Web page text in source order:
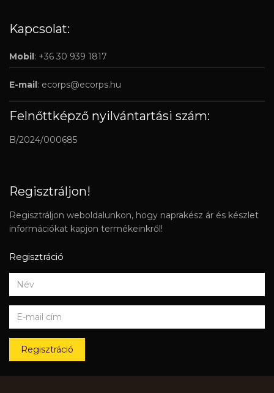
Kapcsolat:
Mobil : +36 30 939 1817
E-mail : ecorps@ecorps.hu
Felnőttképző nyilvántartási szám:
B/2024/000685
Regisztráljon!
Regisztráljon weboldalunkon, hogy naprakész ár és készlet
információkat kapjon termékeinkről!
Regisztráció
Regisztráció